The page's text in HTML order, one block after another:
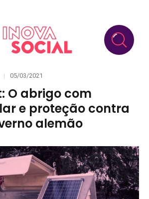
Posted
05/03/2021
O abrigo com
e proteção contra
alemão